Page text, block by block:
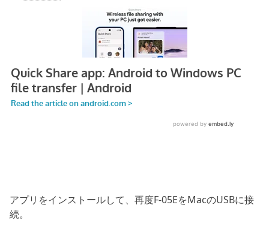
アプリをインストールして、再度F-05EをMacのUSBに接
続。